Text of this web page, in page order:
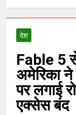
देश
Fable 5
अमेरिका
पर लगाई
एक्सेस बंद